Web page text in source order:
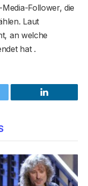
Follower, die
Laut
an welche
hat .
LinkedIn